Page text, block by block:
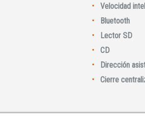
Velocidad
Bluetooth
Lector SD
CD
Dirección
Cierre